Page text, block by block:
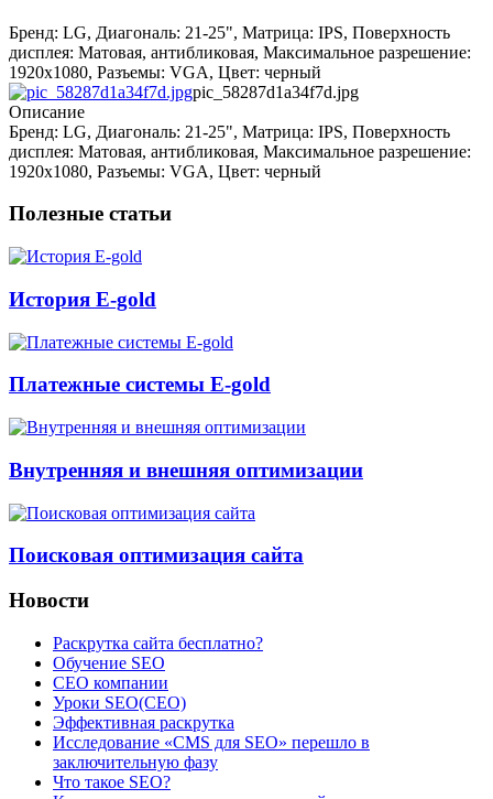
Бренд: LG, Диагональ: 21-25", Матрица: IPS, Поверхность
дисплея: Матовая, антибликовая, Максимальное разрешение:
1920x1080, Разъемы: VGA, Цвет: черный
pic_58287d1a34f7d.jpg
Описание
Бренд: LG, Диагональ: 21-25", Матрица: IPS, Поверхность
дисплея: Матовая, антибликовая, Максимальное разрешение:
1920x1080, Разъемы: VGA, Цвет: черный
Полезные статьи
История E-gold
Платежные системы E-gold
Внутренняя и внешняя оптимизации
Поисковая оптимизация сайта
Новости
Раскрутка сайта бесплатно?
Обучение SEO
CEO компании
Уроки SEO(СЕО)
Эффективная раскрутка
Исследование «CMS для SEO» перешло в
заключительную фазу
Что такое SEO?